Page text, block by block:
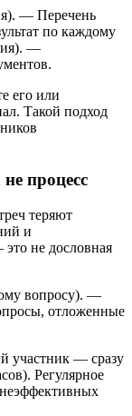
— Перечень
по каждому
—
его или
Такой подход
процесс
теряют
и
не дословная
вопросу). —
отложенные
участник — сразу
Регулярное